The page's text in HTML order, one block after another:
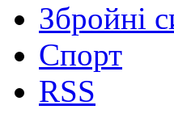
Збройні
Спорт
RSS